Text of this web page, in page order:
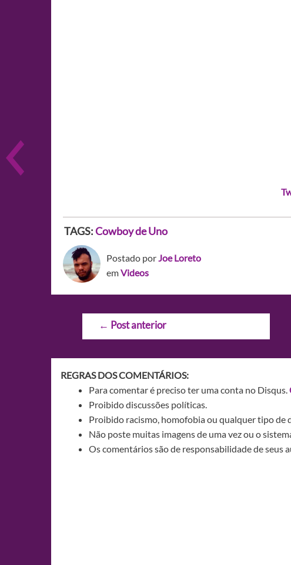
TAGS:Cowboy de Uno
Postado porJoe Loreto
emVideos
Navegação
← Post anterior
REGRAS DOS COMENTÁRIOS:
Para comentar é preciso ter uma conta no Disqus.
Proibido discussões políticas.
Proibido racismo, homofobia ou qualquer tipo de
Não poste muitas imagens de uma vez ou o
Os comentários são de responsabilidade de seus